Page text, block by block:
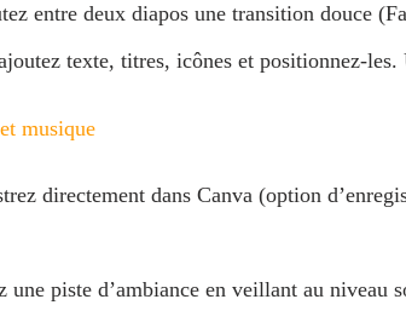
entre deux diapos une transition douce
texte, titres, icônes et
musique
directement dans Canva (option
une piste d’ambiance en veillant au